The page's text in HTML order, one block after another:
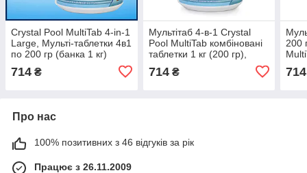
Crystal Pool MultiTab 4-in-1
Large, Мульті-таблетки 4в1
по 200 гр (банка 1 кг)
714 ₴
Мультітаб 4-в-1 Crystal
Pool MultiTab комбіновані
таблетки 1 кг (200 гр),
Хімія для басейнів Крістал
Пул
714₴
200
714
Про нас
100% позитивних з 46 відгуків за рік
Працює з 26.11.2009